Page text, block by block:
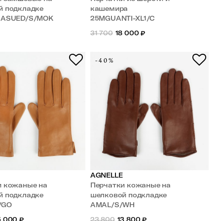
подкладке
S/MOK
кашемира
25MGUANTI-XL1/C
31 700 18 000 ₽
кожаные на
подкладке
-40%
AGNELLE
Перчатки кожаные на
шелковой подкладке
AMAL/S/WH